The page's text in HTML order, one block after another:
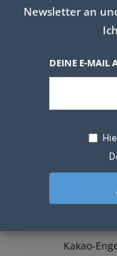
Kakao-
Newsletter an
DEINE E-MAIL